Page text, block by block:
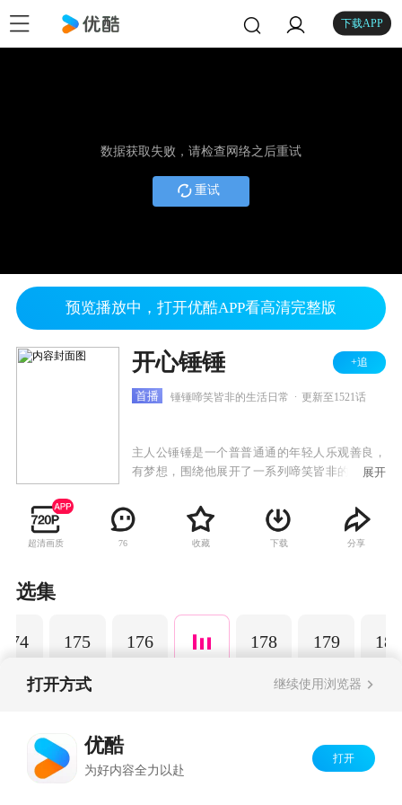
下载APP
数据获取失败，请检查网络之后重试
重试
预览播放中，打开优酷APP看高清完整版
开心锤锤 +追
首播 锤锤啼笑皆非的生活日常 更新至1521话
主人公锤锤是一个普普通通的年轻人乐观善良，
有梦想，围绕他展开了一系列啼笑皆非的故事。
常生活中发生的小故事，引发观众共鸣，传递正
能量，深受粉丝的喜爱。
展开
超清画质 76 收藏 下载 分享
选集
174 175 176 178 179 180
打开方式 继续使用浏览器
优酷
为好内容全力以赴
打开